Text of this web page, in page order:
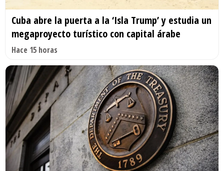
Cuba abre la puerta a la ‘Isla Trump’ y estudia un
megaproyecto turístico con capital árabe
Hace 15 horas